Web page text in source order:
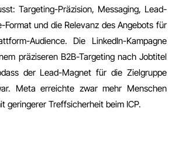
Targeting-Präzision, Messaging, Lead-
Format und die Relevanz des Angebots für
Audience. Die LinkedIn-Kampagne
präziseren B2B-Targeting nach Jobtitel
der Lead-Magnet für die Zielgruppe
Meta erreichte zwar mehr Menschen
geringerer Treffsicherheit beim ICP.